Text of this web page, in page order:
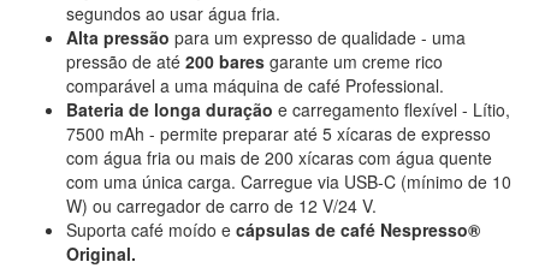
segundos ao usar água fria.
Alta pressão para um expresso de qualidade - uma
pressão de até 200 bares garante um creme rico
comparável a uma máquina de café Professional.
Bateria de longa duração e carregamento flexível - Lítio,
7500 mAh - permite preparar até 5 xícaras de expresso
com água fria ou mais de 200 xícaras com água quente
com uma única carga. Carregue via USB-C (mínimo de 10
W) ou carregador de carro de 12 V/24 V.
Suporta café moído e cápsulas de café Nespresso®
Original.